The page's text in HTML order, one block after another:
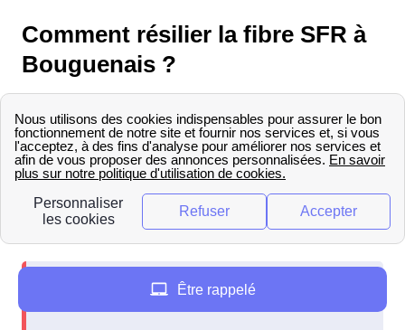
Comment résilier la fibre SFR à
Bouguenais ?
à Bouguenais doit obligatoirement se faire par
voie postale auprès du service résiliation SFR :
SFR Service Résiliation
TSA 30103
69947 Lyon Cedex 20
Être rappelé